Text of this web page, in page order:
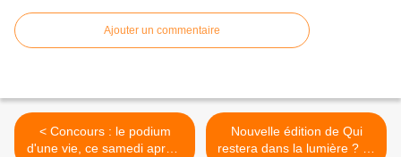
Ajouter un commentaire
< Concours : le podium
d'une vie, ce samedi après-
Nouvelle édition de Qui
restera dans la lumière ? ce